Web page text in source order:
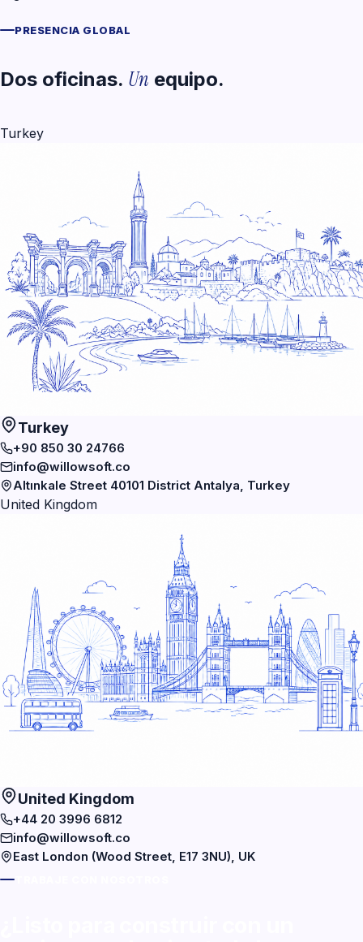
PRESENCIA GLOBAL
Dos oficinas. Un equipo.
Turkey
Turkey
+90 850 30 24766
info@willowsoft.co
Altınkale Street 40101 District Antalya, Turkey
United Kingdom
United Kingdom
+44 20 3996 6812
info@willowsoft.co
East London (Wood Street, E17 3NU), UK